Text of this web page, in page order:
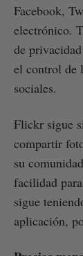
Facebook,
electrónico.
de
el control de
sociales.
Flickr sigue
compartir
su
facilidad
sigue
aplicación,